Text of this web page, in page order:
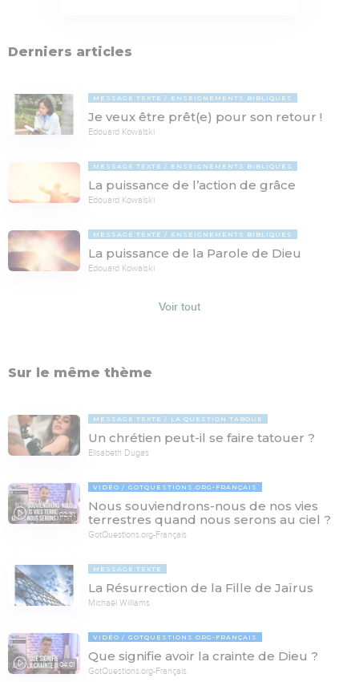
Derniers articles
MESSAGE TEXTE ENSEIGNEMENTS BIBLIQUES
Je veux être prêt(e) pour son retour !
Edouard Kowalski
MESSAGE TEXTE ENSEIGNEMENTS BIBLIQUES
La puissance de l’action de grâce
Edouard Kowalski
MESSAGE TEXTE ENSEIGNEMENTS BIBLIQUES
La puissance de la Parole de Dieu
Edouard Kowalski
Voir tout
Sur le même thème
MESSAGE TEXTE LA QUESTION TABOUE
Un chrétien peut-il se faire tatouer ?
Elisabeth Dugas
02:31
VIDÉO GOTQUESTIONS.ORG-FRANÇAIS
Nous souviendrons-nous de nos vies
terrestres quand nous serons au ciel ?
GotQuestions.org-Français
MESSAGE TEXTE
La Résurrection de la Fille de Jaïrus
Michaël Williams
04:01
VIDÉO GOTQUESTIONS.ORG-FRANÇAIS
Que signifie avoir la crainte de Dieu ?
GotQuestions.org-Français